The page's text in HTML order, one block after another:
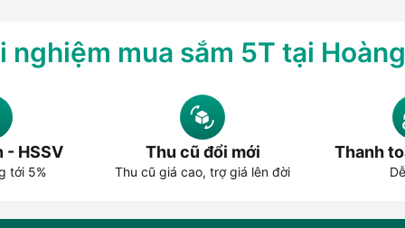
nghe Anker
của sự sáng tạo và chất lượng trong ngành phụ kiện công
tìm kiếm các thiết bị công nghệ đáng tin cậy.
nghiệm mua sắm 5T tại
- HSSV
tới 5%
Thu cũ đổi mới
Thu cũ giá cao, trợ giá lên đời
Thanh